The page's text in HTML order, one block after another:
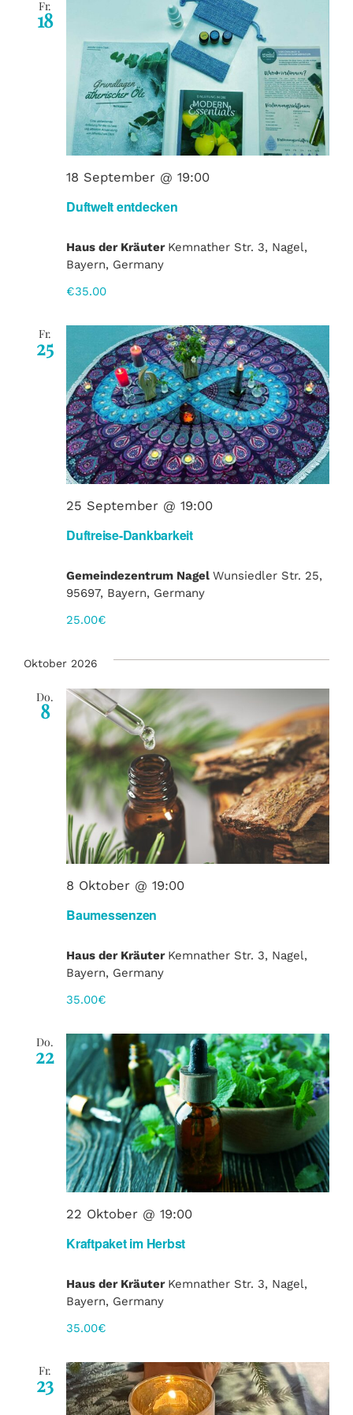
EVENT BUCHEN
und
Fr.
18
Duftwelt entdecken
18 September @ 19:00
Haus der Kräuter Kemnather Str. 3, Nagel,
Bayern, Germany
€35.00
Fr.
25
Duftreise-Dankbarkeit
25 September @ 19:00
Gemeindezentrum Nagel Wunsiedler Str. 25,
95697, Bayern, Germany
25.00€
Oktober 2026
Do.
8
Baumessenzen
8 Oktober @ 19:00
Haus der Kräuter Kemnather Str. 3, Nagel,
Bayern, Germany
35.00€
Do.
22
Kraftpaket im Herbst
22 Oktober @ 19:00
Haus der Kräuter Kemnather Str. 3, Nagel,
Bayern, Germany
35.00€
Fr.
23